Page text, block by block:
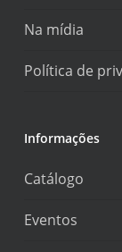
Na mídia
Política de
Informações
Catálogo
Eventos